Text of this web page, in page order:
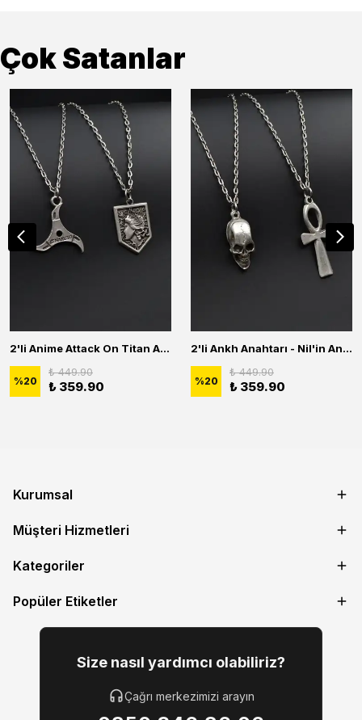
Çok Satanlar
2'li Anime Attack On Titan Acrylic Maria Anime Naruto Erkek Kadın Kolye Seti
%20
₺ 449.90
₺ 359.90
2'li Ankh Anahtarı - Nil'in Anahtarı - Kuru Kafa Erkek Kadın Kolye Seti
%20
₺ 449.90
₺ 359.90
Kurumsal
Müşteri Hizmetleri
Kategoriler
Popüler Etiketler
Size nasıl yardımcı olabiliriz?
Çağrı merkezimizi arayın